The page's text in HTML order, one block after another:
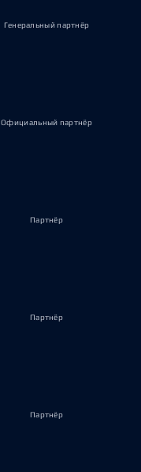
Генеральный партнёр
Официальный партнёр
Партнёр
Партнёр
Партнёр